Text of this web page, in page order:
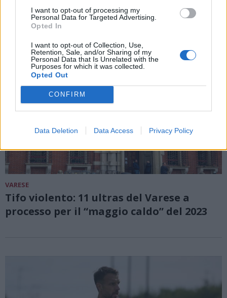
I want to opt-out of processing my
Personal Data for Targeted Advertising.
Opted In
I want to opt-out of Collection, Use,
Retention, Sale, and/or Sharing of my
Personal Data that Is Unrelated with the
Purposes for which it was collected.
Opted Out
CONFIRM
Data Deletion Data Access Privacy Policy
VARESE
Tifo violento: 11 ultras del Varese a
processo per il “maggio caldo” del 2023